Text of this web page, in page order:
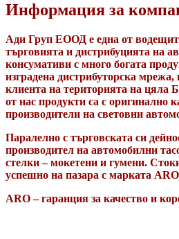
Информация за
Ади Груп ЕООД е една от
търговията и дистрибуцията на
консумативи с много богата
изградена дистрибуторска
клиента на територията на цяла
от нас продукти са с оригинално
производители на световни
Паралелно с търговската си
производител на автомобилни
стелки – мокетени и гумени.
успешно на пазара с марката
ARO – гаранция за качество и